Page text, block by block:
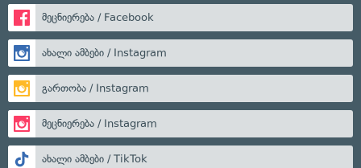
მეცნიერება / Facebook
ახალი ამბები / Instagram
გართობა / Instagram
მეცნიერება / Instagram
ახალი ამბები / TikTok